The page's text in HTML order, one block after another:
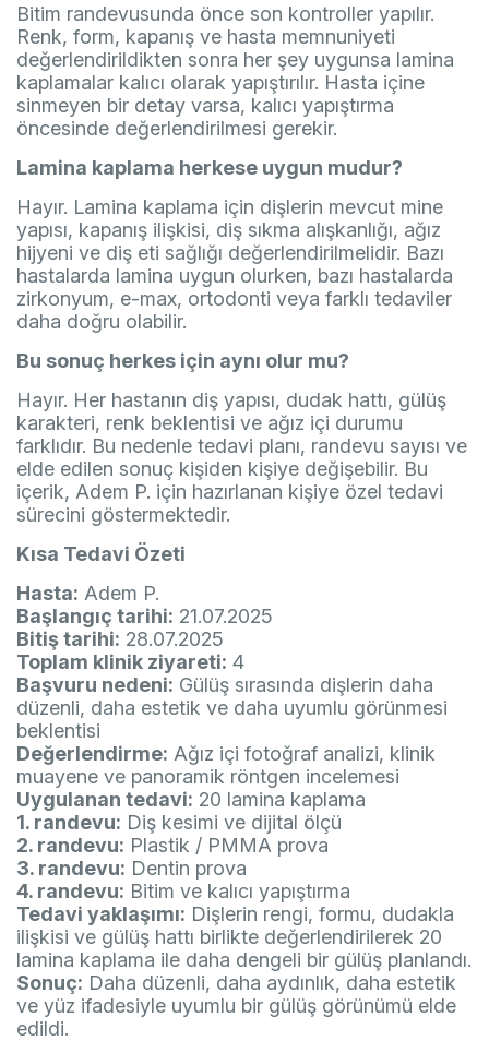
Bitim randevusunda önce son kontroller yapılır.
Renk, form, kapanış ve hasta memnuniyeti
değerlendirildikten sonra her şey uygunsa lamina
kaplamalar kalıcı olarak yapıştırılır. Hasta içine
sinmeyen bir detay varsa, kalıcı yapıştırma
öncesinde değerlendirilmesi gerekir.
Lamina kaplama herkese uygun mudur?
Hayır. Lamina kaplama için dişlerin mevcut mine
yapısı, kapanış ilişkisi, diş sıkma alışkanlığı, ağız
hijyeni ve diş eti sağlığı değerlendirilmelidir. Bazı
hastalarda lamina uygun olurken, bazı hastalarda
zirkonyum, e-max, ortodonti veya farklı tedaviler
daha doğru olabilir.
Bu sonuç herkes için aynı olur mu?
Hayır. Her hastanın diş yapısı, dudak hattı, gülüş
karakteri, renk beklentisi ve ağız içi durumu
farklıdır. Bu nedenle tedavi planı, randevu sayısı ve
elde edilen sonuç kişiden kişiye değişebilir. Bu
içerik, Adem P. için hazırlanan kişiye özel tedavi
sürecini göstermektedir.
Kısa Tedavi Özeti
Hasta: Adem P.
Başlangıç tarihi: 21.07.2025
Bitiş tarihi: 28.07.2025
Toplam klinik ziyareti: 4
Başvuru nedeni: Gülüş sırasında dişlerin daha
düzenli, daha estetik ve daha uyumlu görünmesi
beklentisi
Değerlendirme: Ağız içi fotoğraf analizi, klinik
muayene ve panoramik röntgen incelemesi
Uygulanan tedavi: 20 lamina kaplama
1. randevu: Diş kesimi ve dijital ölçü
2. randevu: Plastik / PMMA prova
3. randevu: Dentin prova
4. randevu: Bitim ve kalıcı yapıştırma
Tedavi yaklaşımı: Dişlerin rengi, formu, dudakla
ilişkisi ve gülüş hattı birlikte değerlendirilerek 20
lamina kaplama ile daha dengeli bir gülüş planlandı.
Sonuç: Daha düzenli, daha aydınlık, daha estetik
ve yüz ifadesiyle uyumlu bir gülüş görünümü elde
edildi.